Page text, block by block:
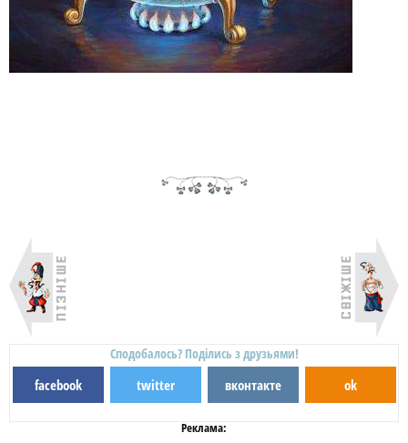
Сподобалось? Поділись з друзьями!
facebook twitter вконтакте ok
Реклама: